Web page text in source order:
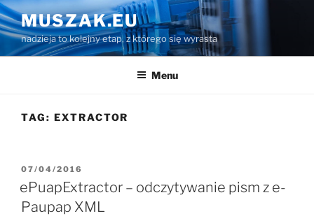
Przejdź
do
treści
MUSZAK.EU
nadzieja to kolejny etap, z którego się wyrasta
Menu
TAG: EXTRACTOR
OPUBLIKOWANE
W
07/04/2016
ePuapExtractor – odczytywanie pism z e-
Paupap XML